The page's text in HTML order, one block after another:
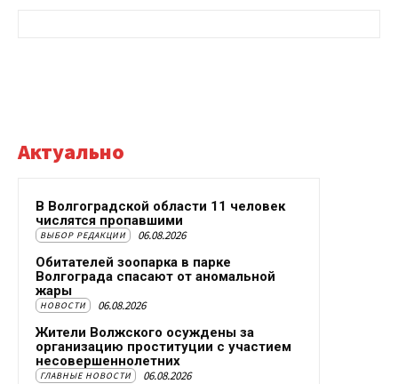
Актуально
В Волгоградской области 11 человек
числятся пропавшими
ВЫБОР РЕДАКЦИИ 06.08.2026
Обитателей зоопарка в парке
Волгограда спасают от аномальной
жары
НОВОСТИ 06.08.2026
Жители Волжского осуждены за
организацию проституции с участием
несовершеннолетних
ГЛАВНЫЕ НОВОСТИ 06.08.2026